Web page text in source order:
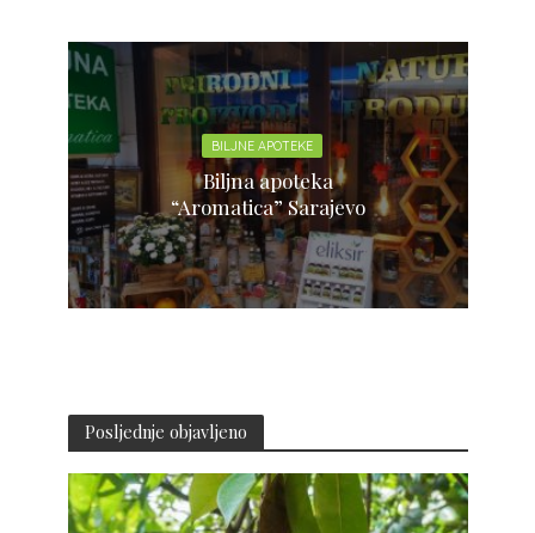
BILJNE APOTEKE
Biljna apoteka
“Aromatica” Sarajevo
Posljednje objavljeno